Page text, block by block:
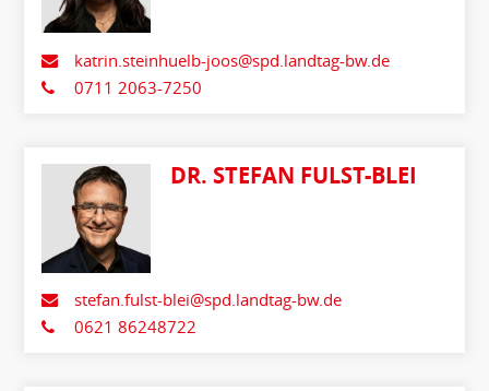
katrin.steinhuelb-joos@spd.landtag-bw.de
0711 2063-7250
DR. STEFAN FULST-BLEI
stefan.fulst-blei@spd.landtag-bw.de
0621 86248722